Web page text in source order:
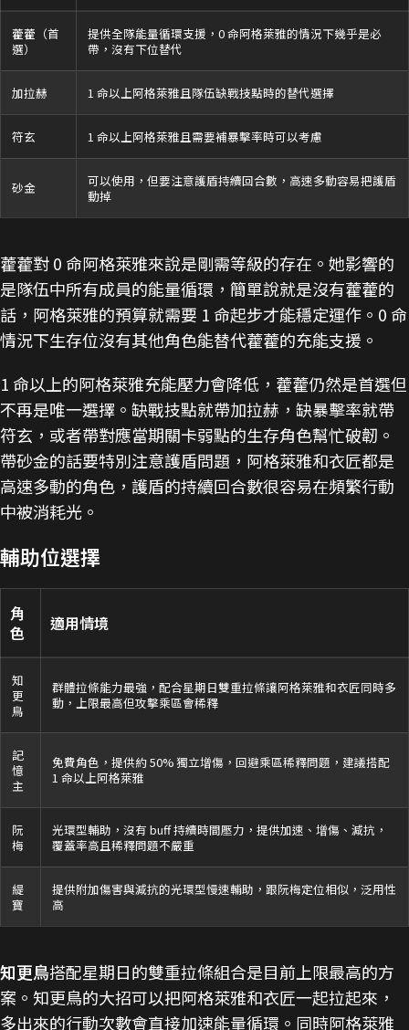
藿藿（首
選）
提供全隊能量循環支援，0 命阿格萊雅的情況下幾乎是必
帶，沒有下位替代
加拉赫 1 命以上阿格萊雅且隊伍缺戰技點時的替代選擇
符玄 1 命以上阿格萊雅且需要補暴擊率時可以考慮
砂金
可以使用，但要注意護盾持續回合數，高速多動容易把護盾
動掉
藿藿對 0 命阿格萊雅來說是剛需等級的存在。她影響的
是隊伍中所有成員的能量循環，簡單說就是沒有藿藿的
話，阿格萊雅的預算就需要 1 命起步才能穩定運作。0 命
情況下生存位沒有其他角色能替代藿藿的充能支援。
1 命以上的阿格萊雅充能壓力會降低，藿藿仍然是首選但
不再是唯一選擇。缺戰技點就帶加拉赫，缺暴擊率就帶
符玄，或者帶對應當期關卡弱點的生存角色幫忙破韌。
帶砂金的話要特別注意護盾問題，阿格萊雅和衣匠都是
高速多動的角色，護盾的持續回合數很容易在頻繁行動
中被消耗光。
輔助位選擇
角
色
適用情境
知
更
鳥
群體拉條能力最強，配合星期日雙重拉條讓阿格萊雅和衣匠同時多
動，上限最高但攻擊乘區會稀釋
記
憶
主
免費角色，提供約 50% 獨立增傷，回避乘區稀釋問題，建議搭配
1 命以上阿格萊雅
阮
梅
光環型輔助，沒有 buff 持續時間壓力，提供加速、增傷、減抗，
覆蓋率高且稀釋問題不嚴重
緹
寶
提供附加傷害與減抗的光環型慢速輔助，跟阮梅定位相似，泛用性
高
知更鳥搭配星期日的雙重拉條組合是目前上限最高的方
案。知更鳥的大招可以把阿格萊雅和衣匠一起拉起來，
多出來的行動次數會直接加速能量循環。同時阿格萊雅